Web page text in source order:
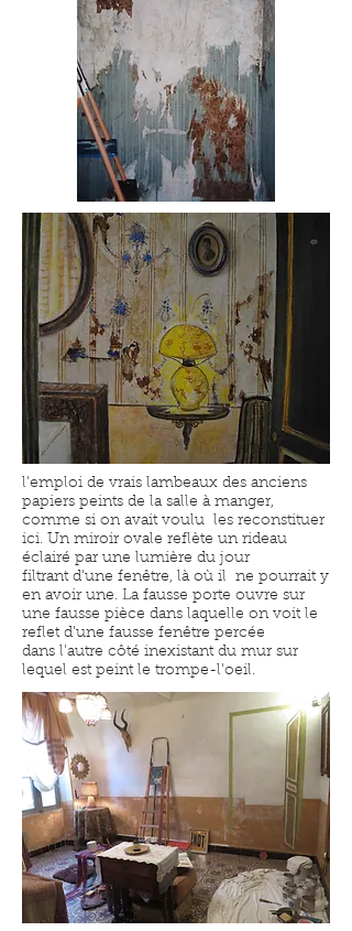
l'emploi de vrais lambeaux des anciens
papiers peints de la salle à manger,
comme si on avait voulu les reconstituer
ici. Un miroir ovale reflète un rideau
éclairé par une lumière du jour
filtrant d'une fenêtre, là où il ne pourrait y
en avoir une. La fausse porte ouvre sur
une fausse pièce dans laquelle on voit le
reflet d'une fausse fenêtre percée
dans l'autre côté inexistant du mur sur
lequel est peint le trompe-l'oeil.